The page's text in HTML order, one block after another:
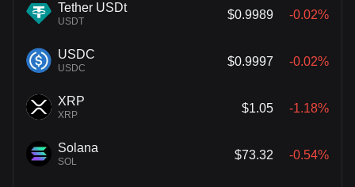
Tether USDt
USDT
$0.9989 -0.02%
USDC
USDC
$0.9997 -0.02%
XRP
XRP
$1.05 -1.18%
Solana
SOL
$73.32 -0.54%